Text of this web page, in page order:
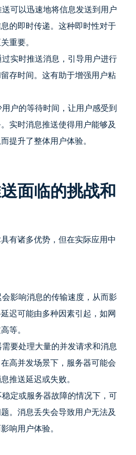
可以迅速地将信息发送到用户
的即时传递。这种即时性对于
重要。
过实时推送消息，引导用户进行
存时间。这有助于增强用户粘
户的等待时间，让用户感受到
实时消息推送使得用户能够及
提升了整体用户体验。
面临的挑战和
有诸多优势，但在实际应用中
影响消息的传输速度，从而影
迟可能由多种因素引起，如网
等。
要处理大量的并发请求和消息
高并发场景下，服务器可能会
推送延迟或失败。
定或服务器故障的情况下，可
。消息丢失会导致用户无法及
响用户体验。